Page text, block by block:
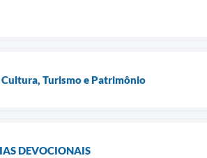
Turismo e Patrimônio
DEVOCIONAIS